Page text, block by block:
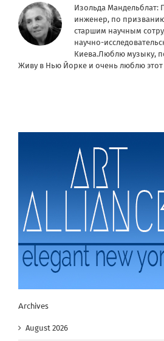
Изольда Мандельблат:
инженер, по
старшим научным
научно-
Киева.Люблю музыку,
Живу в Нью Йорке и очень люблю этот
Archives
August 2026